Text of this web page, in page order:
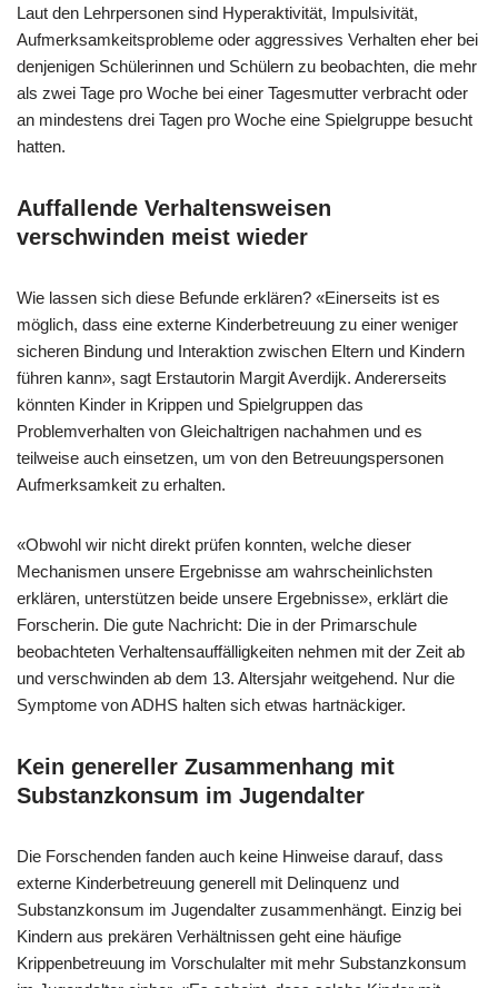
Laut den Lehrpersonen sind Hyperaktivität, Impulsivität,
Aufmerksamkeitsprobleme oder aggressives Verhalten eher bei
denjenigen Schülerinnen und Schülern zu beobachten, die mehr
als zwei Tage pro Woche bei einer Tagesmutter verbracht oder
an mindestens drei Tagen pro Woche eine Spielgruppe besucht
hatten.
Auffallende Verhaltensweisen
verschwinden meist wieder
Wie lassen sich diese Befunde erklären? «Einerseits ist es
möglich, dass eine externe Kinderbetreuung zu einer weniger
sicheren Bindung und Interaktion zwischen Eltern und Kindern
führen kann», sagt Erstautorin Margit Averdijk. Andererseits
könnten Kinder in Krippen und Spielgruppen das
Problemverhalten von Gleichaltrigen nachahmen und es
teilweise auch einsetzen, um von den Betreuungspersonen
Aufmerksamkeit zu erhalten.
«Obwohl wir nicht direkt prüfen konnten, welche dieser
Mechanismen unsere Ergebnisse am wahrscheinlichsten
erklären, unterstützen beide unsere Ergebnisse», erklärt die
Forscherin. Die gute Nachricht: Die in der Primarschule
beobachteten Verhaltensauffälligkeiten nehmen mit der Zeit ab
und verschwinden ab dem 13. Altersjahr weitgehend. Nur die
Symptome von ADHS halten sich etwas hartnäckiger.
Kein genereller Zusammenhang mit
Substanzkonsum im Jugendalter
Die Forschenden fanden auch keine Hinweise darauf, dass
externe Kinderbetreuung generell mit Delinquenz und
Substanzkonsum im Jugendalter zusammenhängt. Einzig bei
Kindern aus prekären Verhältnissen geht eine häufige
Krippenbetreuung im Vorschulalter mit mehr Substanzkonsum